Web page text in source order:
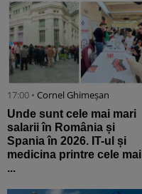
17:00 • Cornel Ghimeșan
Unde sunt cele mai mari
salarii în România și
Spania în 2026. IT-ul și
medicina printre cele mai
...